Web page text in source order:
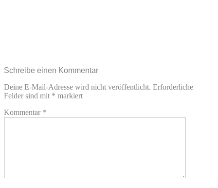
Schreibe einen Kommentar
Deine E-Mail-Adresse wird nicht veröffentlicht. Erforderliche
Felder sind mit * markiert
Kommentar *